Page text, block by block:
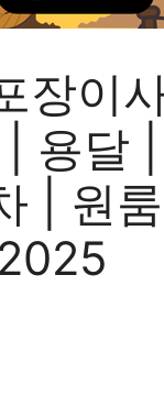
장이
용달
| 원